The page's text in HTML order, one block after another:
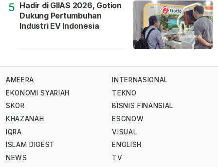
5 Hadir di GIIAS 2026, Gotion
Dukung Pertumbuhan
Industri EV Indonesia
AMEERA
EKONOMI SYARIAH
SKOR
KHAZANAH
IQRA
ISLAM DIGEST
NEWS
INTERNASIONAL
TEKNO
BISNIS FINANSIAL
ESGNOW
VISUAL
ENGLISH
TV